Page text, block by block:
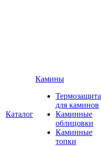
Каталог
Камины
Термозащита
для каминов
Каминные
облицовки
Каминные
топки